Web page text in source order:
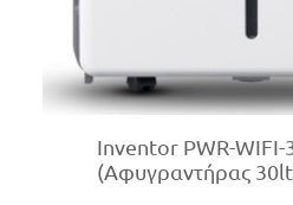
Inventor PWR-WIFI-
(Αφυγραντήρας